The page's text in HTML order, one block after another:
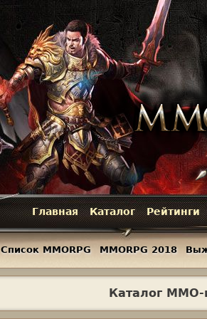
Каталог ММО-
Г
л
а
Главная Каталог Рейтинги
Список MMORPG MMORPG 2018